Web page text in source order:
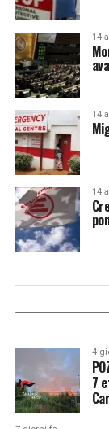
14
14
14
4
7